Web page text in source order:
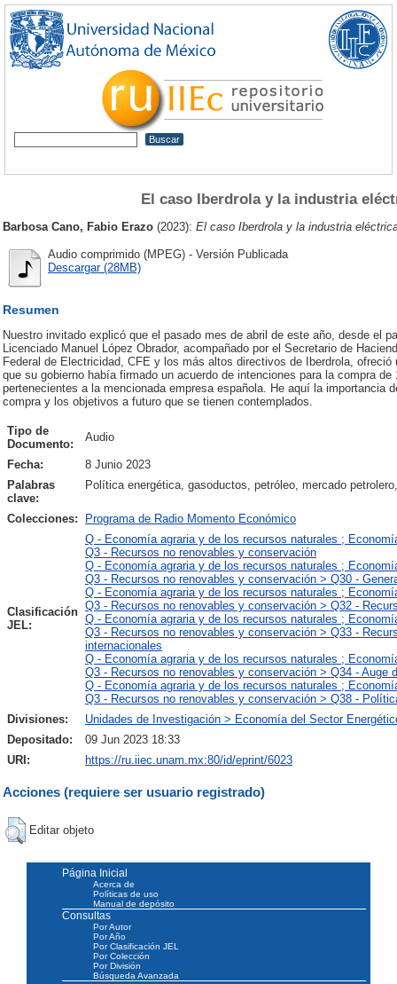
El caso Iberdrola y la industria
Barbosa Cano, Fabio Erazo (2023): El caso Iberdrola y la industria
Audio comprimido (MPEG) - Versión Publicada
Descargar (28MB)
Resumen
Nuestro invitado explicó que el pasado mes de abril de este año, desde el
Licenciado Manuel López Obrador, acompañado por el Secretario de
Federal de Electricidad, CFE y los más altos directivos de Iberdrola,
que su gobierno había firmado un acuerdo de intenciones para la compra
pertenecientes a la mencionada empresa española. He aquí la importancia
compra y los objetivos a futuro que se tienen contemplados.
Tipo de
Documento:
Audio
Fecha:
8 Junio 2023
Palabras
clave:
Política energética, gasoductos, petróleo, mercado petrolero,
Colecciones: Programa de Radio Momento Económico
Clasificación
JEL:
Q - Economía agraria y de los recursos naturales ;
Q3 - Recursos no renovables y conservación
Q - Economía agraria y de los recursos naturales ;
Q3 - Recursos no renovables y conservación > Q30 -
Q - Economía agraria y de los recursos naturales ;
Q3 - Recursos no renovables y conservación > Q32 -
Q - Economía agraria y de los recursos naturales ;
Q3 - Recursos no renovables y conservación > Q33 -
internacionales
Q - Economía agraria y de los recursos naturales ;
Q3 - Recursos no renovables y conservación > Q34 - Auge
Q - Economía agraria y de los recursos naturales ;
Q3 - Recursos no renovables y conservación > Q38 -
Divisiones:
Unidades de Investigación > Economía del Sector
Depositado:
09 Jun 2023 18:33
URI:
https://ru.iiec.unam.mx:80/id/eprint/6023
Acciones (requiere ser usuario registrado)
Editar objeto
Página Inicial
Acerca de
Políticas de uso
Manual de depósito
Consultas
Por Autor
Por Año
Por Clasificación JEL
Por Colección
Por División
Búsqueda Avanzada